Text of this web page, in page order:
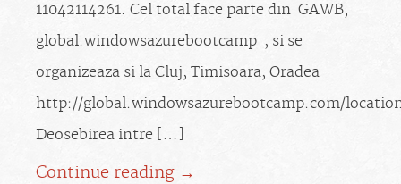
11042114261. Cel total face parte din GAWB,
global.windowsazurebootcamp , si se
organizeaza si la Cluj, Timisoara, Oradea –
http://global.windowsazurebootcamp.com/
Deosebirea intre […]
Continue reading →